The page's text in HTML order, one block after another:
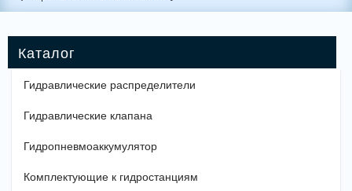
Гидравлические распределители
Гидравлические клапана
Гидропневмоаккумулятор
Комплектующие к гидростанциям